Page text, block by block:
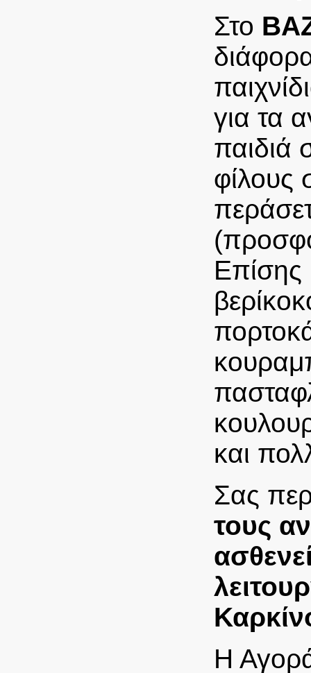
Στο
για τα
παιδιά
φίλους
Επίσης
και
Σας
τους
Η